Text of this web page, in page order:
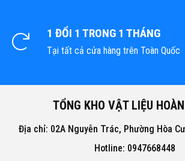
1 ĐỔI 1 TRONG 1 THÁNG
Tại tất cả cửa hàng trên Toàn Quốc
TỔNG KHO VẬT LIỆU
Địa chỉ: 02A Nguyễn Trác, Phường Hòa
Hotline: 0947668448